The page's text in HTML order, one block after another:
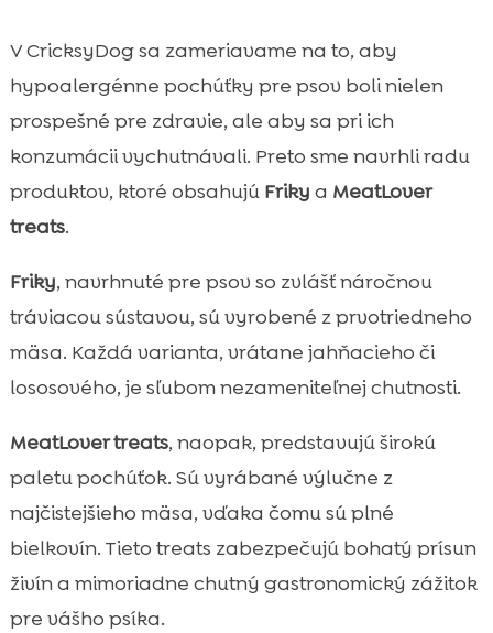
V CricksyDog sa zameriavame na to, aby
hypoalergénne pochúťky pre psov boli nielen
prospešné pre zdravie, ale aby sa pri ich
konzumácii vychutnávali. Preto sme navrhli radu
produktov, ktoré obsahujú Friky a MeatLover
treats.
Friky, navrhnuté pre psov so zvlášť náročnou
tráviacou sústavou, sú vyrobené z prvotriedneho
mäsa. Každá varianta, vrátane jahňacieho či
lososového, je sľubom nezameniteľnej chutnosti.
MeatLover treats, naopak, predstavujú širokú
paletu pochúťok. Sú vyrábané výlučne z
najčistejšieho mäsa, vďaka čomu sú plné
bielkovín. Tieto treats zabezpečujú bohatý prísun
živín a mimoriadne chutný gastronomický zážitok
pre vášho psíka.